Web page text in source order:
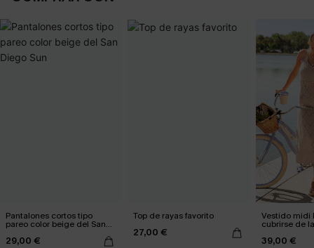
Pantalones cortos tipo
pareo color beige del San
Diego Sun
29,00 €
Top de rayas favorito
27,00 €
Vestido midi
cubrirse de
39,00 €